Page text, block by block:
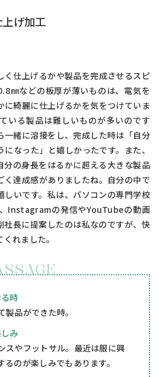
げ加工
く仕上げるかや製品を完成させるスピ
㎜などの板厚が薄いものは、電気を
綺麗に仕上げるかを気をつけていま
いる製品は難しいものが多いのです
一緒に溶接をし、完成した時は「自分
なった」と嬉しかったです。また、
分の身長をはるかに超える大きな製品
く達成感がありましたね。自分の中で
しいです。私は、パソコンの専門学校
Instagramの発信やYouTubeの動画
社長に提案したのは私なのですが、快
れました。
時
品ができた時。
み
スやフットサル。最近は服に興
のが楽しみでもあります。